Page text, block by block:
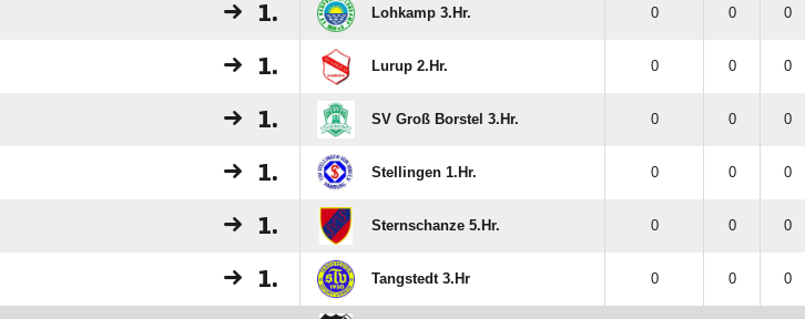
1. Lohkamp 3.Hr. 0 0 0
1. Lurup 2.Hr. 0 0 0
1. SV Groß Borstel 3.Hr. 0 0 0
1. Stellingen 1.Hr. 0 0 0
1. Sternschanze 5.Hr. 0 0 0
1. Tangstedt 3.Hr 0 0 0